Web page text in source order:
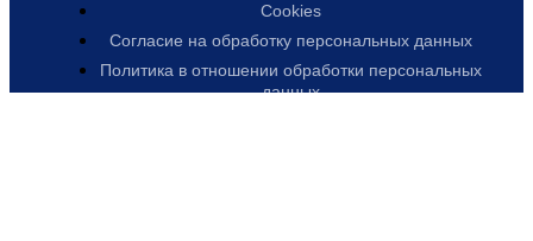
Cookies
Согласие на обработку персональных данных
Политика в отношении обработки персональных
данных